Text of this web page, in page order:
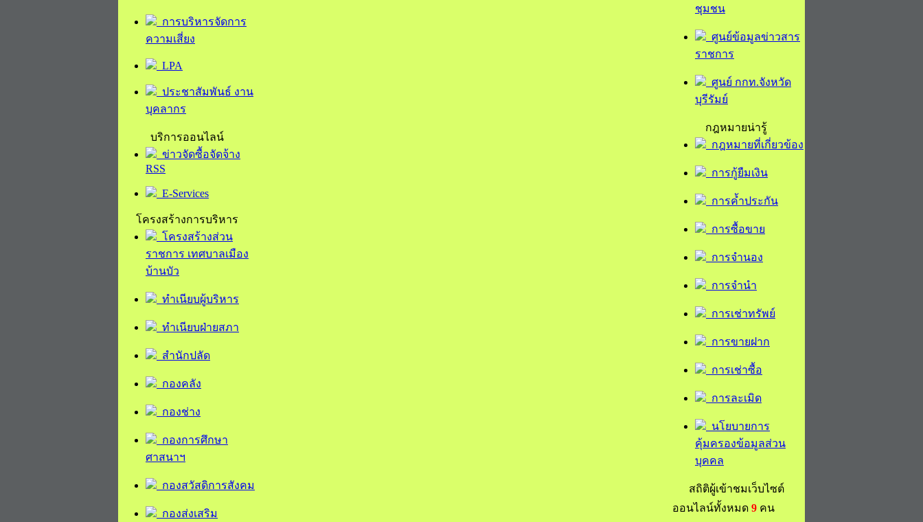
การบริหารจัดการ
ความเสี่ยง
LPA
ประชาสัมพันธ์ งาน
บุคลากร
บริการออนไลน์
ข่าวจัดซื้อจัดจ้าง
RSS
E-Services
โครงสร้างการบริหาร
โครงสร้างส่วน
ราชการ เทศบาลเมือง
บ้านบัว
ทำเนียบผู้บริหาร
ทำเนียบฝ่ายสภา
สำนักปลัด
กองคลัง
กองช่าง
กองการศึกษา
ศาสนาฯ
กองสวัสดิการสังคม
กองส่งเสริม
ชุมชน
ศูนย์ข้อมูลข่าวสาร
ราชการ
ศูนย์ กกท.จังหวัด
บุรีรัมย์
กฎหมายน่ารู้
กฎหมายที่เกี่ยวข้อง
การกู้ยืมเงิน
การค้ำประกัน
การซื้อขาย
การจำนอง
การจำนำ
การเช่าทรัพย์
การขายฝาก
การเช่าซื้อ
การละเมิด
นโยบายการ
คุ้มครองข้อมูลส่วน
บุคคล
สถิติผู้เข้าชมเว็บไซต์
ออนไลน์ทั้งหมด 9 คน